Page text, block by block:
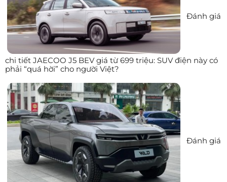
Đánh giá
chi tiết JAECOO J5 BEV giá từ 699 triệu: SUV điện này có
phải “quá hời” cho người Việt?
Đánh giá